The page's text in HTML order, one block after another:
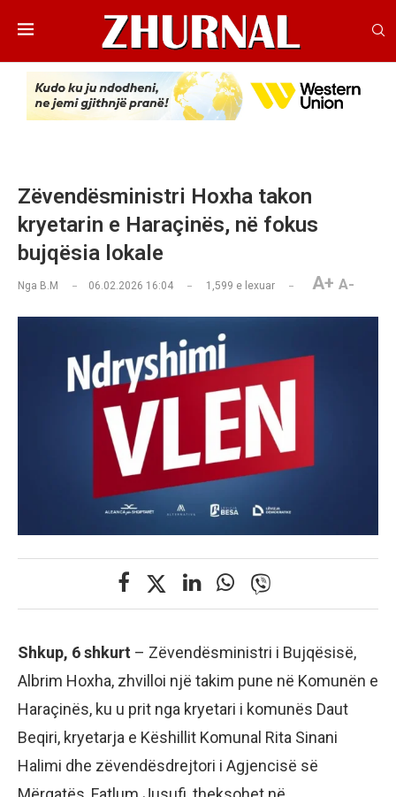
Zëvendësministri Hoxha takon
kryetarin e Haraçinës, në fokus
bujqësia lokale
Nga B.M 06.02.2026 16:04 1,599 e lexuar A+ A-
Shkup, 6 shkurt – Zëvendësministri i Bujqësisë,
Albrim Hoxha, zhvilloi një takim pune në Komunën e
Haraçinës, ku u prit nga kryetari i komunës Daut
Beqiri, kryetarja e Këshillit Komunal Rita Sinani
Halimi dhe zëvendësdrejtori i Agjencisë së